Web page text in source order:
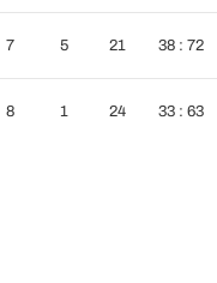
7 5 21 38 : 72
8 1 24 33 : 63